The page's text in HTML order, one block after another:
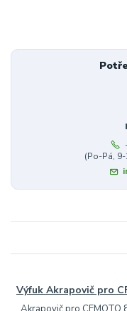
(Po-Pá,
Výfuk Akrapovič pro